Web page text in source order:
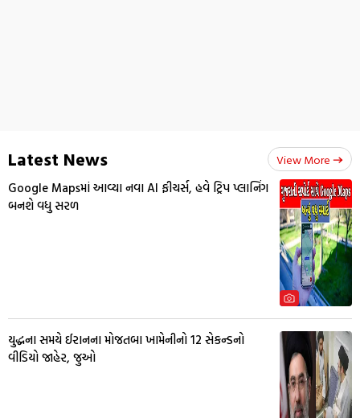
Latest News View More
Google Mapsમાં આવ્યા નવા AI ફીચર્સ, હવે ટ્રિપ પ્લાનિંગ
બનશે વધુ સરળ
યુદ્ધના સમયે ઈરાનના મોજતબા ખામેનીનો 12 સેકન્ડનો
વીડિયો જાહેર, જુઓ